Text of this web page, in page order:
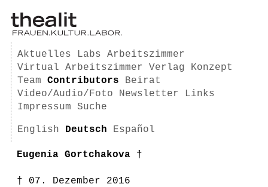
Aktuelles Labs
Arbeitszimmer
Virtual Arbeitszimmer
Verlag
Konzept
Team
Contributors
Beirat
Video/Audio/Foto
Newsletter
Links
Impressum
Suche
English Deutsch Español
Eugenia Gortchakova †
† 07. Dezember 2016